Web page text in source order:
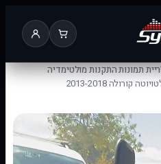
תמונות התקנות מולטימדיה
2013-2018